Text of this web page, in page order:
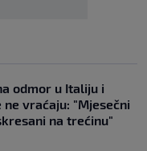
odmor u Italiju i
vraćaju: "Mjesečni
na trećinu"